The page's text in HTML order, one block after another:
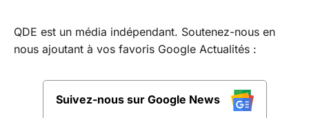
QDE est un média indépendant. Soutenez-nous en
nous ajoutant à vos favoris Google Actualités :
Suivez-nous sur Google News